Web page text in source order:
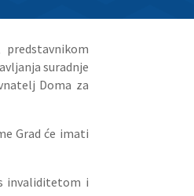
suradnje
Doma za
Grad će imati
invaliditetom i